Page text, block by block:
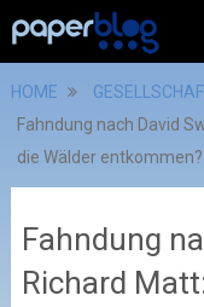
HOME
Fahndung nach David
die Wälder entkommen?
Fahndung
Richard